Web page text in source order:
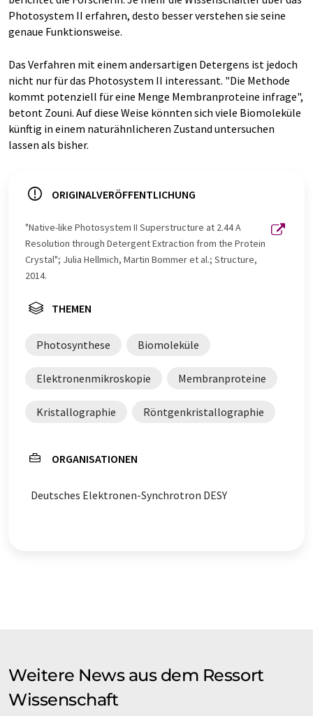
Photosystem II erfahren, desto besser verstehen sie seine
genaue Funktionsweise.
Das Verfahren mit einem andersartigen Detergens ist jedoch
nicht nur für das Photosystem II interessant. "Die Methode
kommt potenziell für eine Menge Membranproteine infrage",
betont Zouni. Auf diese Weise könnten sich viele Biomoleküle
künftig in einem naturähnlicheren Zustand untersuchen
lassen als bisher.
ORIGINALVERÖFFENTLICHUNG
"Native-like Photosystem II Superstructure at 2.44 A
Resolution through Detergent Extraction from the Protein
Crystal"; Julia Hellmich, Martin Bommer et al.; Structure,
2014.
THEMEN
Photosynthese Biomoleküle
Elektronenmikroskopie Membranproteine
Kristallographie Röntgenkristallographie
ORGANISATIONEN
Deutsches Elektronen-Synchrotron DESY
Weitere News aus dem Ressort
Wissenschaft